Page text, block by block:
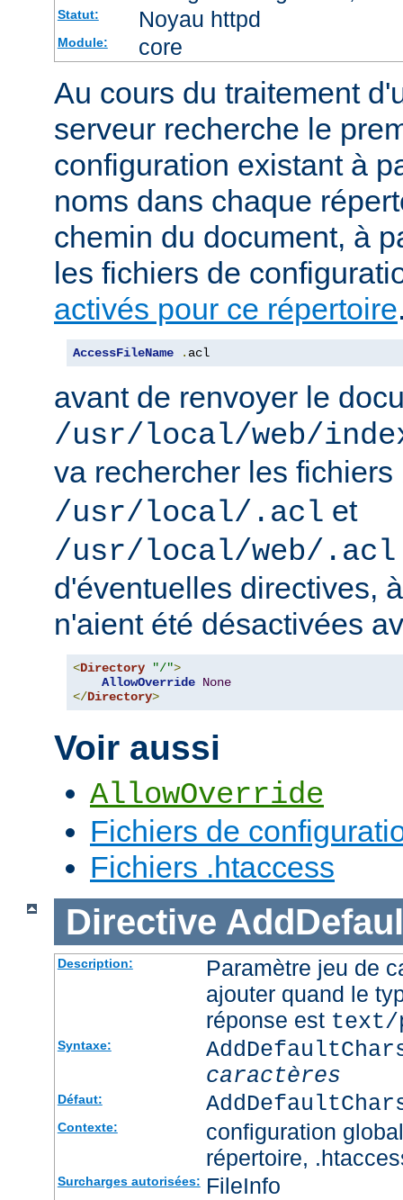
Statut: Noyau httpd
Module: core
Au cours du traitement
serveur recherche le
configuration existant à
noms dans chaque
chemin du document, à
les fichiers de
activés pour ce répertoire
AccessFileName . acl
avant de renvoyer le
/usr/local/web/
va rechercher les fichiers
/usr/local/.acl et
/usr/local/web/.acl
d'éventuelles directives,
n'aient été désactivées
<Directory "/">
AllowOverride None
</Directory>
Voir aussi
AllowOverride
Fichiers de
Fichiers .htaccess
Directive
Description:
Paramètre jeu de
ajouter quand le
réponse est text/
Syntaxe:
caractères
Défaut:
Contexte:
configuration
répertoire,
Surcharges autorisées: FileInfo